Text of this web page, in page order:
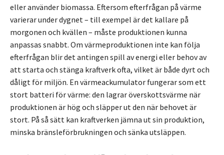
eller använder biomassa. Eftersom efterfrågan på värme
varierar under dygnet – till exempel är det kallare på
morgonen och kvällen – måste produktionen kunna
anpassas snabbt. Om värmeproduktionen inte kan följa
efterfrågan blir det antingen spill av energi eller behov av
att starta och stänga kraftverk ofta, vilket är både dyrt och
dåligt för miljön. En värmeackumulator fungerar som ett
stort batteri för värme: den lagrar överskottsvärme när
produktionen är hög och släpper ut den när behovet är
stort. På så sätt kan kraftverken jämna ut sin produktion,
minska bränsleförbrukningen och sänka utsläppen.